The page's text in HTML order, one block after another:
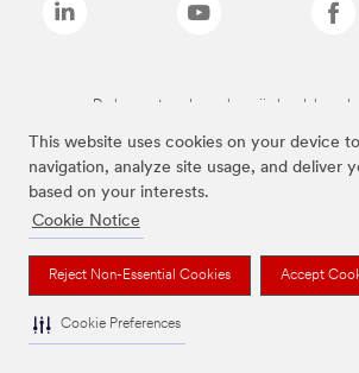
This website uses cookies on your device
navigation, analyze site usage, and deliver
based on your interests.
Cookie Notice
Reject Non-Essential Cookies Accept
Cookie Preferences
De bovenstaande merken zijn